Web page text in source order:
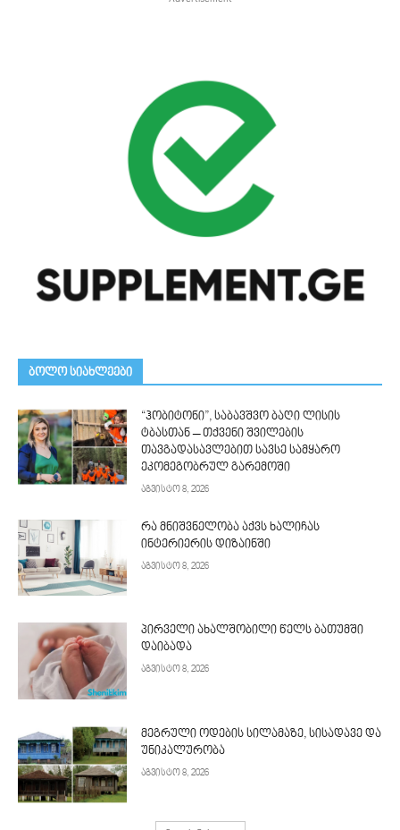
ᲑᲝᲚᲝ ᲡᲘᲐᲮᲚᲔᲔᲑᲘ
“ჰობიტონი”, საბავშვო ბაღი ლისის
ტბასთან – თქვენი შვილების
თავგადასავლებით სავსე სამყარო
ეკომეგობრულ გარემოში
აგვისტო 8, 2026
რა მნიშვნელობა აქვს ხალიჩას
ინტერიერის დიზაინში
აგვისტო 8, 2026
პირველი ახალშობილი წელს ბათუმში
დაიბადა
აგვისტო 8, 2026
მეგრული ოდების სილამაზე, სისადავე და
უნიკალურობა
აგვისტო 8, 2026